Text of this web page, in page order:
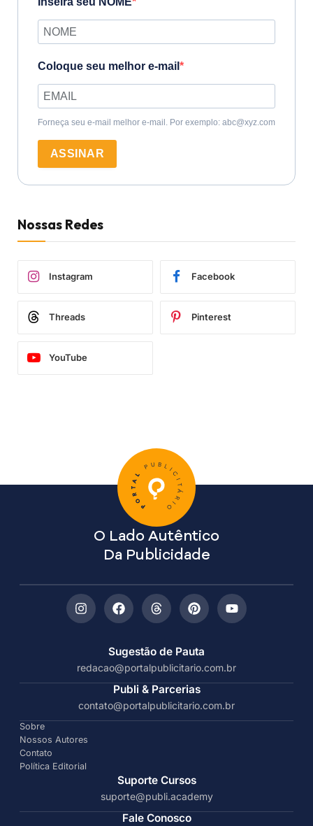
Coloque seu melhor e-mail
Forneça seu e-mail melhor e-mail. Por exemplo: abc@xyz.com
ASSINAR
Nossas Redes
Instagram Facebook
Threads Pinterest
YouTube
Sugestão de Pauta
redacao@portalpublicitario.com.br
Publi & Parcerias
contato@portalpublicitario.com.br
Sobre
Nossos Autores
Contato
Política Editorial
O Lado Autêntico
Da Publicidade
Suporte Cursos
suporte@publi.academy
Fale Conosco